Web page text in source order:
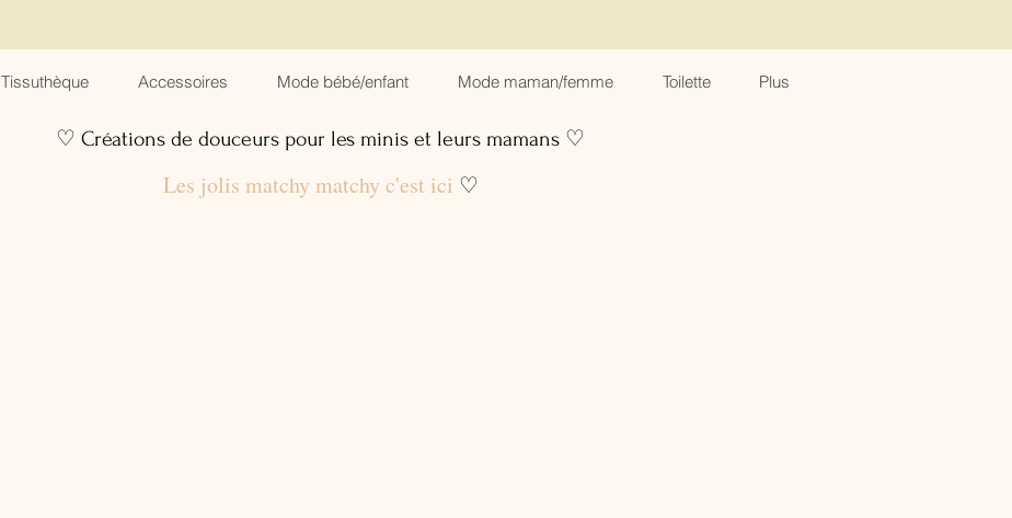
Tissuthèque Accessoires Mode bébé/enfant Mode maman/femme Toilette Plus
♡ Créations de douceurs pour les minis et leurs mamans ♡
Les jolis matchy matchy c'est ici ♡